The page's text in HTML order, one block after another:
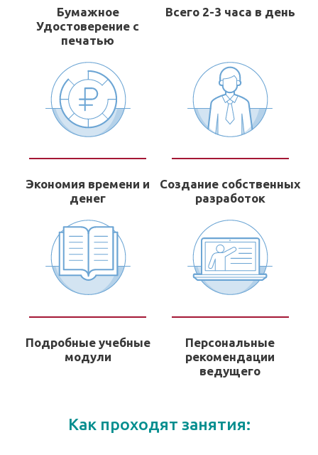
Бумажное
Удостоверение с
печатью
Всего 2-3 часа в день
Экономия времени и
денег
Создание собственных
разработок
Подробные учебные
модули
Персональные
рекомендации
ведущего
Как проходят занятия: